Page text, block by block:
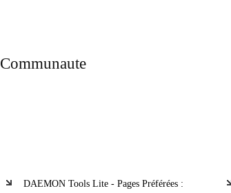
Communaute
DAEMON Tools Lite - Pages Préférées :